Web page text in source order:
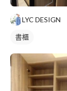
LYC DESIGN
書櫃